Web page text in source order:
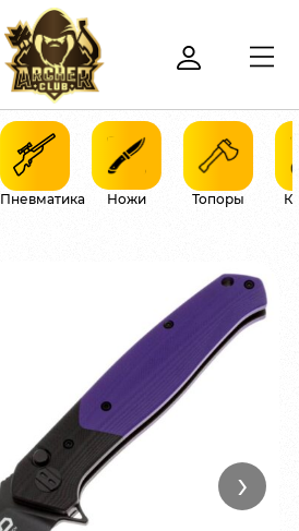
Пневматика Ножи Топоры
›